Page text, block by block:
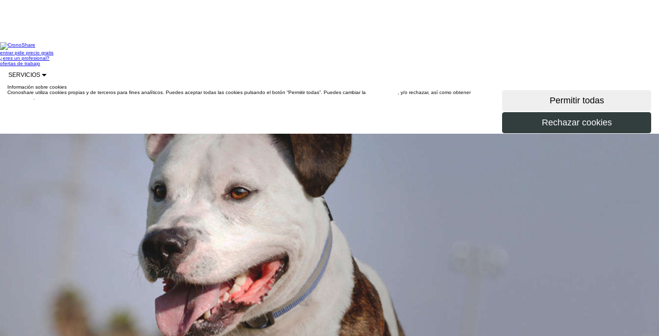
entrarpide precio gratis
¿eres un profesional?
ofertas de trabajo
SERVICIOS
Información sobre cookies
Cronoshare utiliza cookies propias y de terceros para fines analíticos. Puedes aceptar todas las cookies pulsando el botón “Permitir todas”. Puedes cambiar la
, y/o rechazar, así como obtener